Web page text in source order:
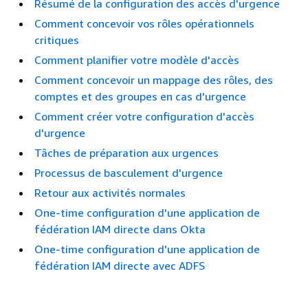
Résumé de la configuration des accès d'urgence
Comment concevoir vos rôles opérationnels
critiques
Comment planifier votre modèle d'accès
Comment concevoir un mappage des rôles, des
comptes et des groupes en cas d'urgence
Comment créer votre configuration d'accès
d'urgence
Tâches de préparation aux urgences
Processus de basculement d'urgence
Retour aux activités normales
One-time configuration d'une application de
fédération IAM directe dans Okta
One-time configuration d'une application de
fédération IAM directe avec ADFS